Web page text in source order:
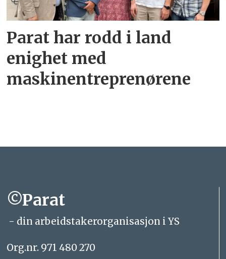
Parat har rodd i land
enighet med
maskinentreprenørene
©Parat
- din arbeidstakerorganisasjon i YS
Org.nr. 971 480 270